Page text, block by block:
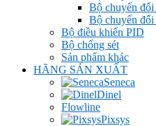
Bộ chuyển
Bộ chuyển
Bộ điều khiển PID
Bộ chống sét
Sản phẩm khác
HÃNG SẢN XUẤT
Seneca
Dinel
Flowline
Pixsys